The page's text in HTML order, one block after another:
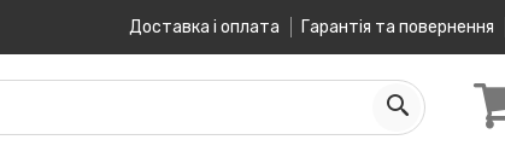
Доставка і оплата Гарантія та повернення